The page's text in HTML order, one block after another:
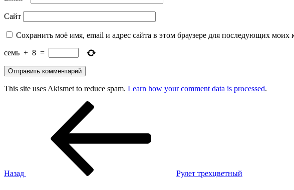
Сайт
Сохранить моё имя, email и адрес сайта в этом браузере для последующих моих
семь + 8 =
This site uses Akismet to reduce spam. Learn how your comment data is processed.
Назад Рулет трехцветный